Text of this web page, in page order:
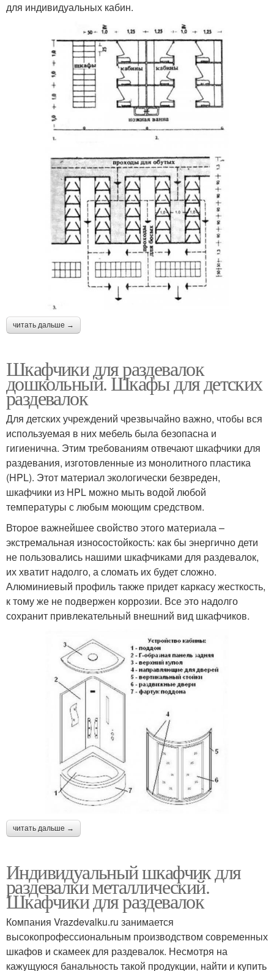
для индивидуальных кабин.
читать дальше →
Шкафчики для раздевалок
дошкольный. Шкафы для детских
раздевалок
Для детских учреждений чрезвычайно важно, чтобы вся
используемая в них мебель была безопасна и
гигиенична. Этим требованиям отвечают шкафчики для
раздевания, изготовленные из монолитного пластика
(HPL). Этот материал экологически безвреден,
шкафчики из HPL можно мыть водой любой
температуры с любым моющим средством.
Второе важнейшее свойство этого материала –
экстремальная износостойкость: как бы энергично дети
не пользовались нашими шкафчиками для раздевалок,
их хватит надолго, а сломать их будет сложно.
Алюминиевый профиль также придет каркасу жесткость,
к тому же не подвержен коррозии. Все это надолго
сохранит привлекательный внешний вид шкафчиков.
читать дальше →
Индивидуальный шкафчик для
раздевалки металлический.
Шкафчики для раздевалок
Компания Vrazdevalku.ru занимается
высокопрофессиональным производством современных
шкафов и скамеек для раздевалок. Несмотря на
кажущуюся банальность такой продукции, найти и купить